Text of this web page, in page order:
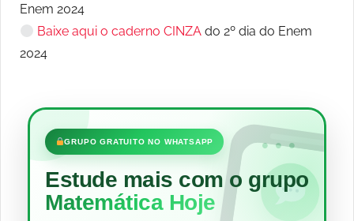
Enem 2024
Baixe aqui o caderno CINZA do 2º dia do Enem
2024
•••
GRUPO GRATUITO NO WHATSAPP
Estude mais com o grupo
Matemática Hoje